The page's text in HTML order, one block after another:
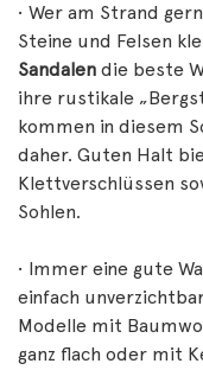
• Wer am Strand
Steine und Felsen
Sandalen die beste
ihre rustikale
kommen in diesem
daher. Guten Halt
Klettverschlüssen
Sohlen.
• Immer eine gute
einfach
Modelle mit
ganz flach oder mit